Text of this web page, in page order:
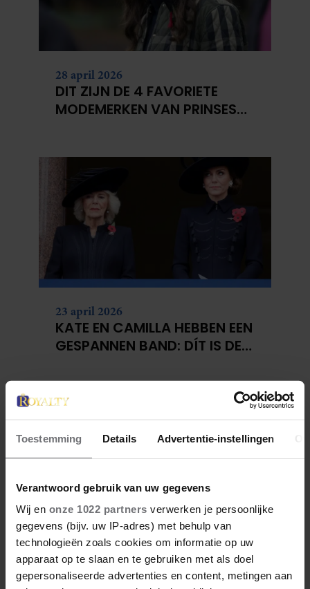
Toestemming Details Advertentie-instellingen
Verantwoord gebruik van uw gegevens
Wij en onze 1022 partners verwerken je persoonlijke
gegevens (bijv. uw IP-adres) met behulp van
technologieën zoals cookies om informatie op uw
apparaat op te slaan en te gebruiken met als doel
gepersonaliseerde advertenties en content, metingen aan
28 april 2026
DIT ZIJN DE 4 FAVORIETE
MODEMERKEN VAN PRINSES
23 april 2026
KATE EN CAMILLA HEBBEN EEN
GESPANNEN BAND: DÍT IS DE